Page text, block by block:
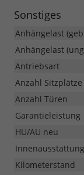
Sonstiges
Anhängelast
Anhängelast
Antriebsart
Anzahl Sitzplätze
Anzahl Türen
Garantieleistung
HU/AU neu
Innenausstattung
Kilometerstand